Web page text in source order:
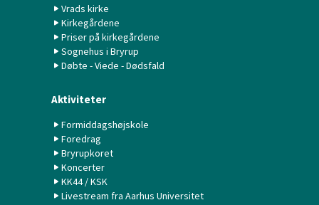
Vrads kirke
Kirkegårdene
Priser på kirkegårdene
Sognehus i Bryrup
Døbte - Viede - Dødsfald
Aktiviteter
Formiddagshøjskole
Foredrag
Bryrupkoret
Koncerter
KK44 / KSK
Livestream fra Aarhus Universitet